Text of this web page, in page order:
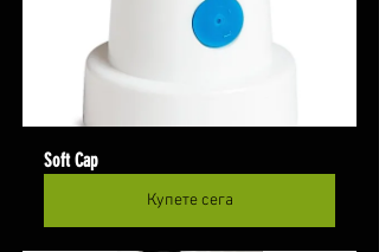
Soft Cap
Купете сега